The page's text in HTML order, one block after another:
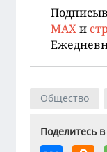
MAX и
Общество
Поделитесь в